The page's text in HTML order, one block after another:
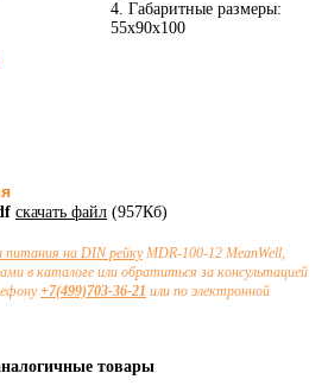
4. Габаритные размеры:
55x90x100
скачать файл (957Кб)
питания на DIN рейкуMDR-100-12 MeanWell,
в каталоге или обратиться за консультацией
+7(499)703-36-21 или по электронной
товары